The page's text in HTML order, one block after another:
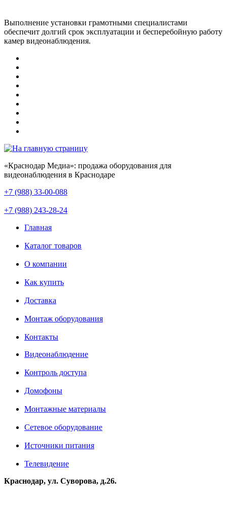
Выполнение установки грамотными специалистами
обеспечит долгий срок эксплуатации и бесперебойную работу
камер видеонаблюдения.
«Краснодар Медиа»: продажа оборудования для
видеонаблюдения в Краснодаре
+7 (988) 33-00-088
+7 (988) 243-28-24
Главная
Каталог товаров
О компании
Как купить
Доставка
Монтаж оборудования
Контакты
Видеонаблюдение
Контроль доступа
Домофоны
Монтажные материалы
Сетевое оборудование
Источники питания
Телевидение
Краснодар, ул. Суворова, д.26.